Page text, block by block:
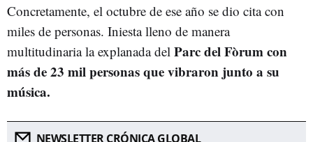
Concretamente, el octubre de ese año se dio cita con
miles de personas. Iniesta lleno de manera
multitudinaria la explanada del Parc del Fòrum con
más de 23 mil personas que vibraron junto a su
música.
NEWSLETTER CRÓNICA GLOBAL